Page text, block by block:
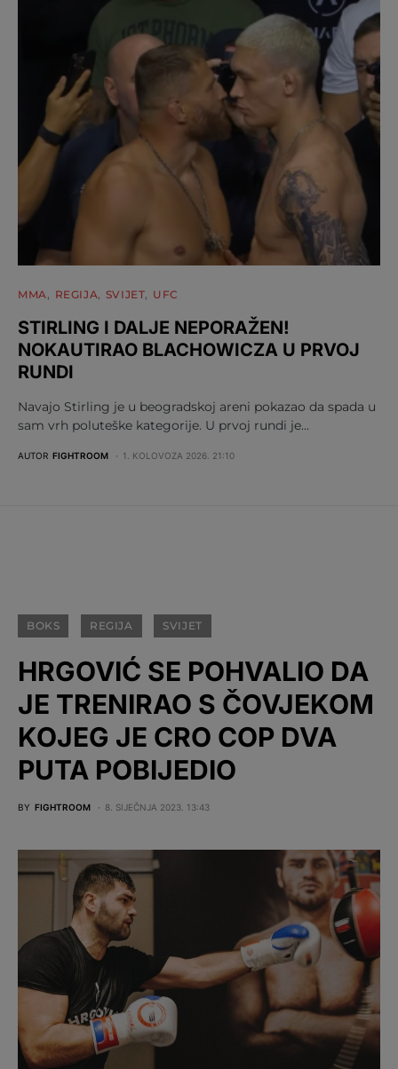
MMA REGIJA SVIJET UFC
STIRLING I DALJE NEPORAŽEN!
NOKAUTIRAO BLACHOWICZA U PRVOJ
RUNDI
Navajo Stirling je u beogradskoj areni pokazao da spada u
sam vrh poluteške kategorije. U prvoj rundi je…
AUTOR FIGHTROOM 1. KOLOVOZA 2026. 21:10
BOKS REGIJA SVIJET
HRGOVIĆ SE POHVALIO DA
JE TRENIRAO S ČOVJEKOM
KOJEG JE CRO COP DVA
PUTA POBIJEDIO
BY FIGHTROOM 8. SIJEČNJA 2023. 13:43